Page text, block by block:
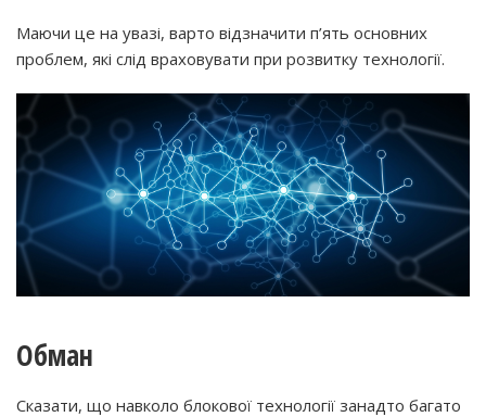
Маючи це на увазі, варто відзначити п’ять основних
проблем, які слід враховувати при розвитку технології.
Обман
Сказати, що навколо блокової технології занадто багато